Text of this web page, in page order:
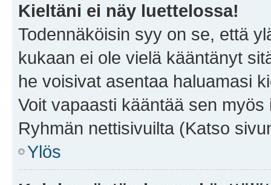
Kieltäni ei näy luettelossa!
Todennäköisin syy on se, että
kukaan ei ole vielä kääntänyt
he voisivat asentaa haluamasi
Voit vapaasti kääntää sen
Ryhmän nettisivuilta (Katso
Ylös